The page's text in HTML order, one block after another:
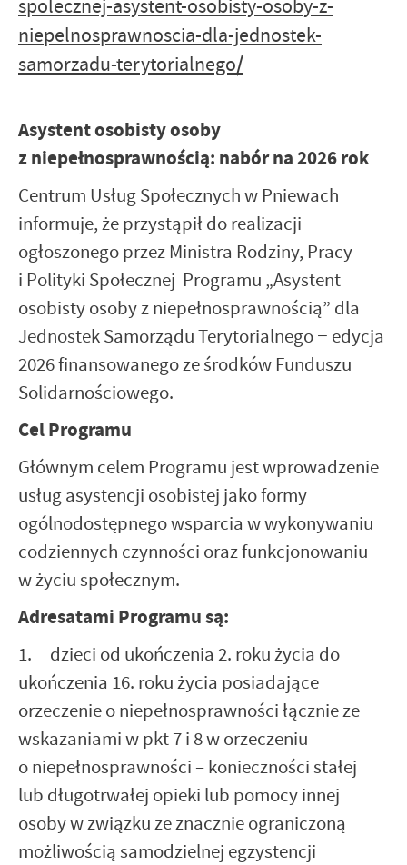
spolecznej-asystent-osobisty-osoby-z-
niepelnosprawnoscia-dla-jednostek-
samorzadu-terytorialnego/
Asystent osobisty osoby
z niepełnosprawnością: nabór na 2026 rok
Centrum Usług Społecznych w Pniewach
informuje, że przystąpił do realizacji
ogłoszonego przez Ministra Rodziny, Pracy
i Polityki Społecznej Programu „Asystent
osobisty osoby z niepełnosprawnością” dla
Jednostek Samorządu Terytorialnego − edycja
2026 finansowanego ze środków Funduszu
Solidarnościowego.
Cel Programu
Głównym celem Programu jest wprowadzenie
usług asystencji osobistej jako formy
ogólnodostępnego wsparcia w wykonywaniu
codziennych czynności oraz funkcjonowaniu
w życiu społecznym.
Adresatami Programu są:
1. dzieci od ukończenia 2. roku życia do
ukończenia 16. roku życia posiadające
orzeczenie o niepełnosprawności łącznie ze
wskazaniami w pkt 7 i 8 w orzeczeniu
o niepełnosprawności – konieczności stałej
lub długotrwałej opieki lub pomocy innej
osoby w związku ze znacznie ograniczoną
możliwością samodzielnej egzystencji